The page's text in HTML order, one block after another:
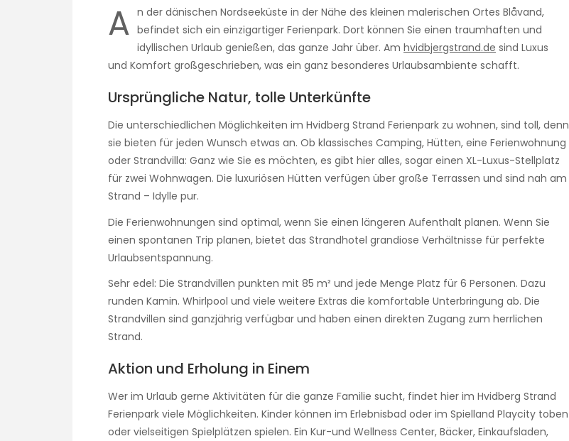
A n der dänischen Nordseeküste in der Nähe des kleinen malerischen Ortes Blåvand,
befindet sich ein einzigartiger Ferienpark. Dort können Sie einen traumhaften und
idyllischen Urlaub genießen, das ganze Jahr über. Am hvidbjergstrand.de sind Luxus
und Komfort großgeschrieben, was ein ganz besonderes Urlaubsambiente schafft.
Ursprüngliche Natur, tolle Unterkünfte
Die unterschiedlichen Möglichkeiten im Hvidberg Strand Ferienpark zu wohnen, sind toll, denn
sie bieten für jeden Wunsch etwas an. Ob klassisches Camping, Hütten, eine Ferienwohnung
oder Strandvilla: Ganz wie Sie es möchten, es gibt hier alles, sogar einen XL-Luxus-Stellplatz
für zwei Wohnwagen. Die luxuriösen Hütten verfügen über große Terrassen und sind nah am
Strand – Idylle pur.
Die Ferienwohnungen sind optimal, wenn Sie einen längeren Aufenthalt planen. Wenn Sie
einen spontanen Trip planen, bietet das Strandhotel grandiose Verhältnisse für perfekte
Urlaubsentspannung.
Sehr edel: Die Strandvillen punkten mit 85 m² und jede Menge Platz für 6 Personen. Dazu
runden Kamin. Whirlpool und viele weitere Extras die komfortable Unterbringung ab. Die
Strandvillen sind ganzjährig verfügbar und haben einen direkten Zugang zum herrlichen
Strand.
Aktion und Erholung in Einem
Wer im Urlaub gerne Aktivitäten für die ganze Familie sucht, findet hier im Hvidberg Strand
Ferienpark viele Möglichkeiten. Kinder können im Erlebnisbad oder im Spielland Playcity toben
oder vielseitigen Spielplätzen spielen. Ein Kur-und Wellness Center, Bäcker, Einkaufsladen,